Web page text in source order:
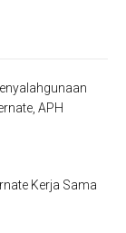
APH
Kerja Sama